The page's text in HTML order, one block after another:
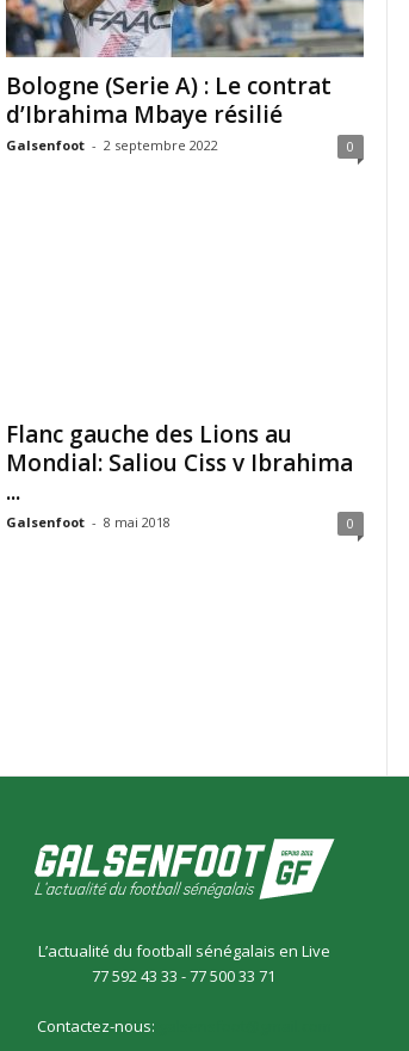
Bologne (Serie A) : Le contrat
d’Ibrahima Mbaye résilié
Galsenfoot - 2 septembre 2022 0
Flanc gauche des Lions au
Mondial: Saliou Ciss v Ibrahima
...
Galsenfoot - 8 mai 2018 0
L’actualité du football sénégalais en Live
77 592 43 33 - 77 500 33 71
Contactez-nous: